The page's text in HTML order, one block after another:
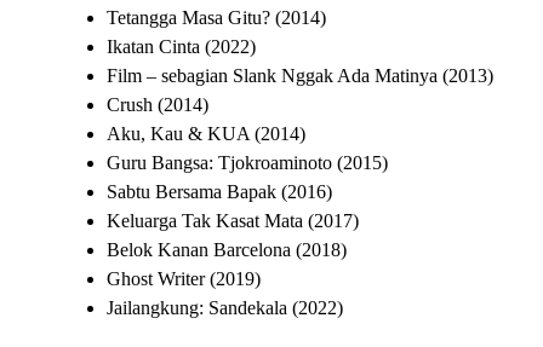
Tetangga Masa Gitu? (2014)
Ikatan Cinta (2022)
Film – sebagian Slank Nggak Ada Matinya (2013)
Crush (2014)
Aku, Kau & KUA (2014)
Guru Bangsa: Tjokroaminoto (2015)
Sabtu Bersama Bapak (2016)
Keluarga Tak Kasat Mata (2017)
Belok Kanan Barcelona (2018)
Ghost Writer (2019)
Jailangkung: Sandekala (2022)